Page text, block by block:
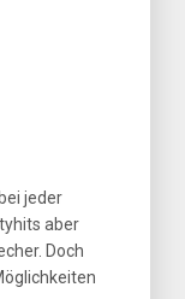
jeder
aber
Doch